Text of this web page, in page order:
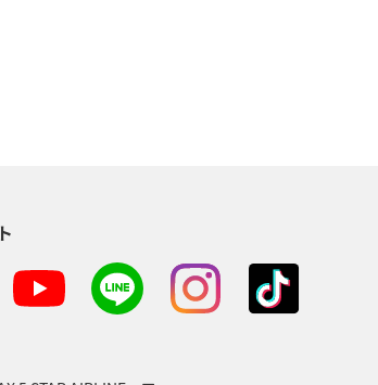
マイレージクラブ
ベトナム 台湾
サービス